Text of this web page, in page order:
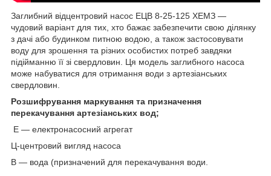
Заглибний відцентровий насос ЕЦВ 8-25-125 ХЕМЗ —
чудовий варіант для тих, хто бажає забезпечити свою ділянку
з дачі або будинком питною водою, а також застосовувати
воду для зрошення та різних особистих потреб завдяки
підійманню її зі свердловин. Ця модель заглибного насоса
може набуватися для отримання води з артезіанських
свердловин.
Розшифрування маркування та призначення
перекачування артезіанських вод;
Е — електронасосний агрегат
Ц-центровий вигляд насоса
В — вода (призначений для перекачування води.